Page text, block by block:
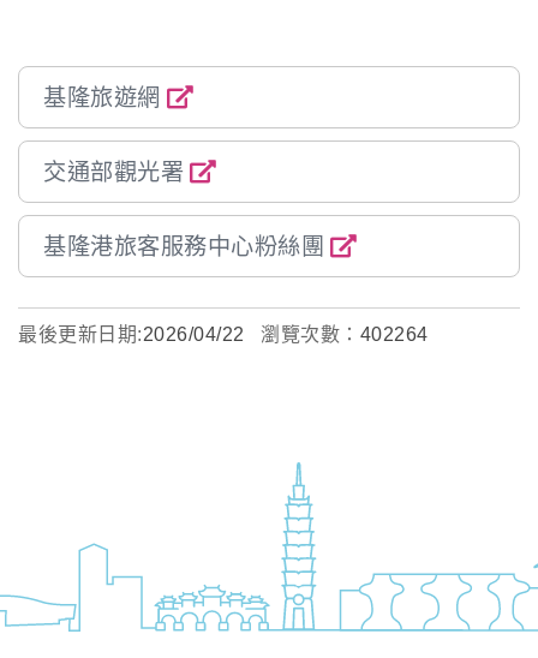
基隆旅遊網
交通部觀光署
基隆港旅客服務中心粉絲團
最後更新日期:2026/04/22 瀏覽次數： 402264